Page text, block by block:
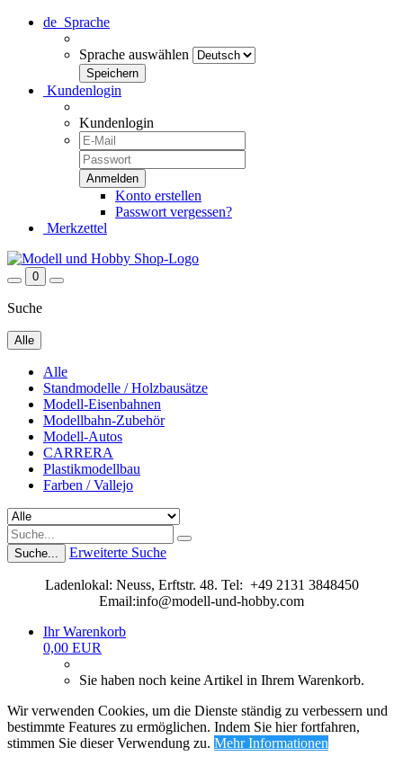
de Sprache
Sprache auswählen
Kundenlogin
Kundenlogin
Konto erstellen
Passwort vergessen?
Merkzettel
0
Suche
Alle
Alle
Standmodelle / Holzbausätze
Modell-Eisenbahnen
Modellbahn-Zubehör
Modell-Autos
CARRERA
Plastikmodellbau
Farben / Vallejo
Suche... Erweiterte Suche
Ladenlokal: Neuss, Erftstr. 48. Tel: +49 2131 3848450
Email:info@modell-und-hobby.com
Ihr Warenkorb
0,00 EUR
Sie haben noch keine Artikel in Ihrem Warenkorb.
Wir verwenden Cookies, um die Dienste ständig zu verbessern und
bestimmte Features zu ermöglichen. Indem Sie hier fortfahren,
stimmen Sie dieser Verwendung zu. Mehr Informationen